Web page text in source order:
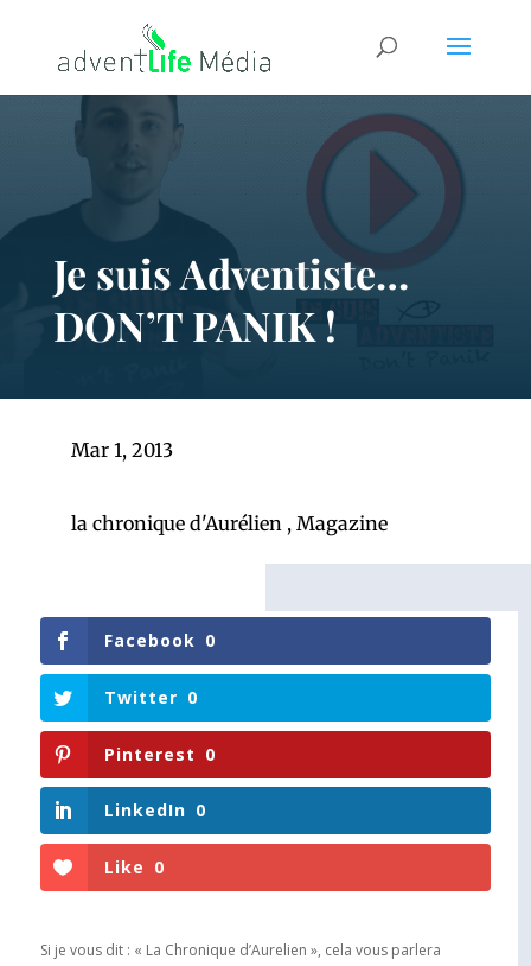
Je suis Adventiste…
DON’T PANIK !
Mar 1, 2013
la chronique d'Aurélien, Magazine
Facebook 0
Twitter 0
Pinterest 0
LinkedIn 0
Like 0
Si je vous dit : « La Chronique d’Aurelien », cela vous parlera